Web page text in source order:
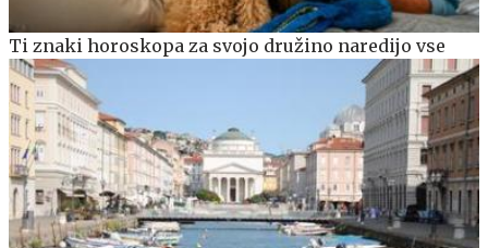
Ti znaki horoskopa za svojo družino naredijo vse